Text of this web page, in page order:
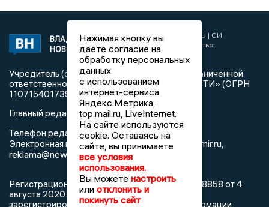
ВЛАДИМИРСКИЕ
НОВОСТИ
2017 © NEWSVLADIMIR.RU | СИ
«Информационное агентство
Владимирские новости»
Учредитель (соучредители): Общество с ограниченной
ответственностью «РЕГИОНАЛЬНЫЕ НОВОСТИ» (ОГРН
1107154017354)
Главный редактор: Мазов С. А.
Телефон редакции:8 (4922) 666916
Электронная почта редакции:info@newsvladimir.ru,
reklama@newsvladimir.ru
Регистрационный номер: серия Эл № ФС77-78858 от 4
августа 2020 г. согласно выписке из реестра
зарегистрированных средств массовой информации
Нажимая кнопку вы
даете согласие на
обработку персональных
данных
с использованием
интернет-сервиса
Яндекс.Метрика,
top.mail.ru, LiveInternet.
На сайте используются
cookie. Оставаясь на
сайте, вы принимаете
все условия
использования.
Вы можете настроить
или отклонить и
покинуть сайт